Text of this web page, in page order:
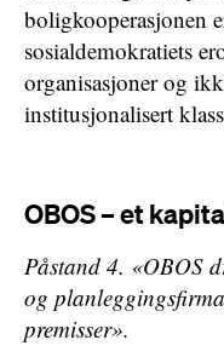
boligkooperasjonen
sosialdemokratiets
organisasjoner og
institusjonalisert
OBOS – et
Påstand 4. «OBOS
og
premisser».